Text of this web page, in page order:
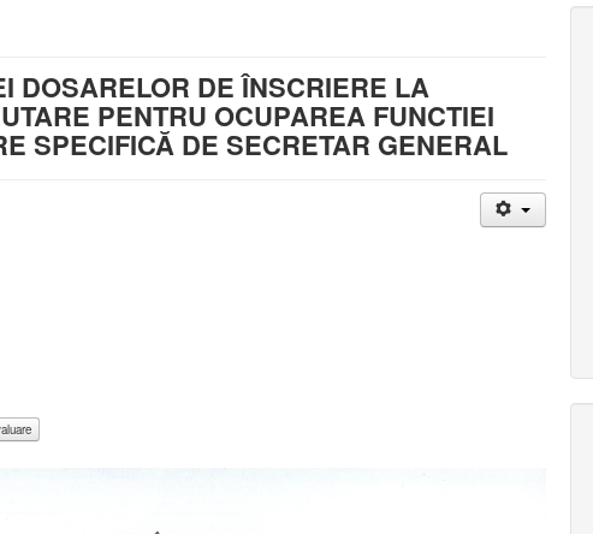
DOSARELOR DE ÎNSCRIERE LA
PENTRU OCUPAREA FUNCTIEI
SPECIFICĂ DE SECRETAR GENERAL